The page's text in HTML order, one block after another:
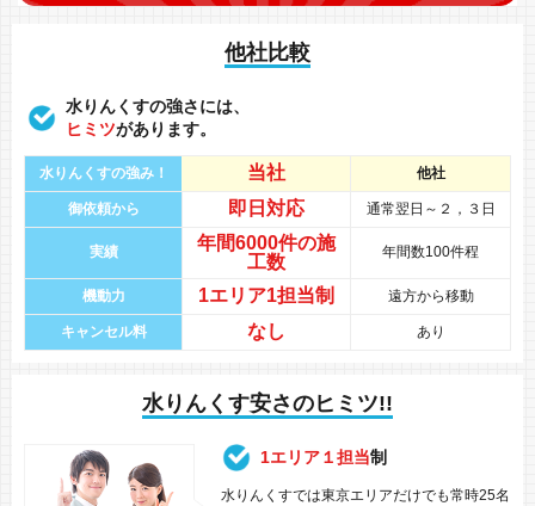
他社比較
水りんくすの強さには、
ヒミツがあります。
水りんくすの強み！ 当社 他社
御依頼から 即日対応 通常翌日～２，３日
実績 年間6000件の施
工数
年間数100件程
機動力 1エリア1担当制 遠方から移動
キャンセル料 なし あり
水りんくす安さのヒミツ!!
1エリア１担当制
水りんくすでは東京エリアだけでも常時25名